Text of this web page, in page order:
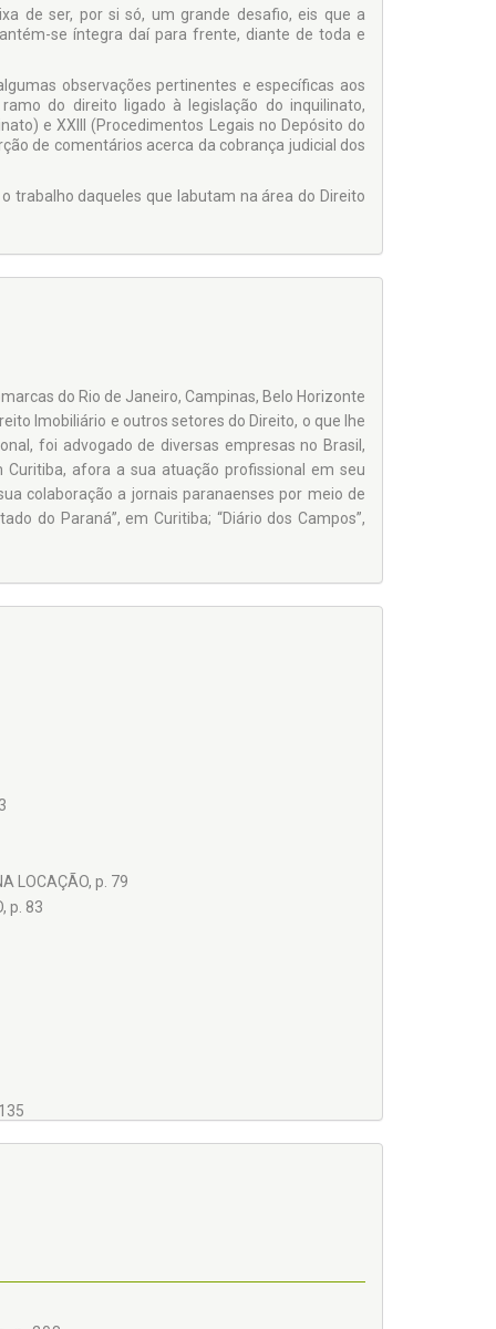
de ser, por si só, um grande desafio, eis que a
se íntegra daí para frente, diante de toda e
observações pertinentes e específicas aos
do direito ligado à legislação do inquilinato,
e XXIII (Procedimentos Legais no Depósito do
de comentários acerca da cobrança judicial dos
trabalho daqueles que labutam na área do Direito
do Rio de Janeiro, Campinas, Belo Horizonte
Imobiliário e outros setores do Direito, o que lhe
foi advogado de diversas empresas no Brasil,
afora a sua atuação profissional em seu
colaboração a jornais paranaenses por meio de
do Paraná”, em Curitiba; “Diário dos Campos”,
LOCAÇÃO, p. 79
p. 83